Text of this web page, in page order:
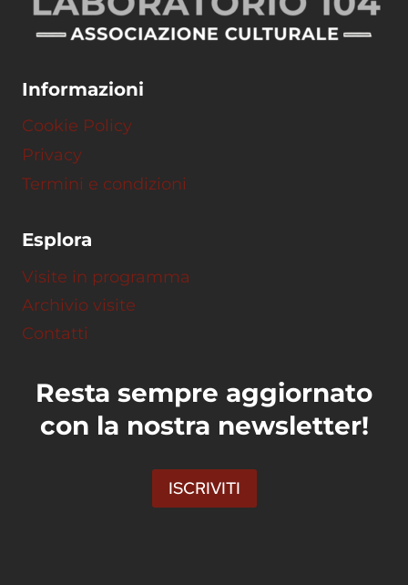
Informazioni
Cookie Policy
Privacy
Termini e condizioni
Esplora
Visite in programma
Archivio visite
Contatti
Resta sempre aggiornato
con la nostra newsletter!
ISCRIVITI